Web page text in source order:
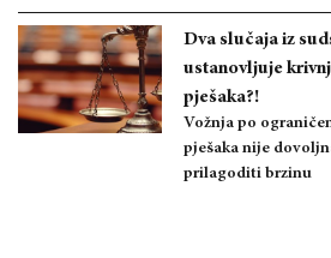
Dva slučaja iz
ustanovljuje
pješaka?!
Vožnja po
pješaka nije
prilagoditi brzinu